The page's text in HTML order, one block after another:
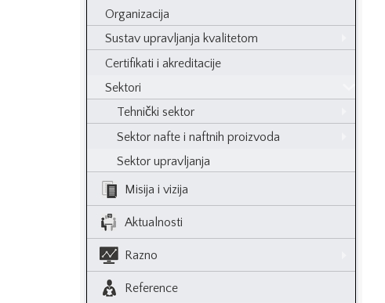
Organizacija
Sustav upravljanja kvalitetom
Certifikati i akreditacije
Sektori
Tehnički sektor
Sektor nafte i naftnih proizvoda
Sektor upravljanja
Misija i vizija
Aktualnosti
Razno
Reference